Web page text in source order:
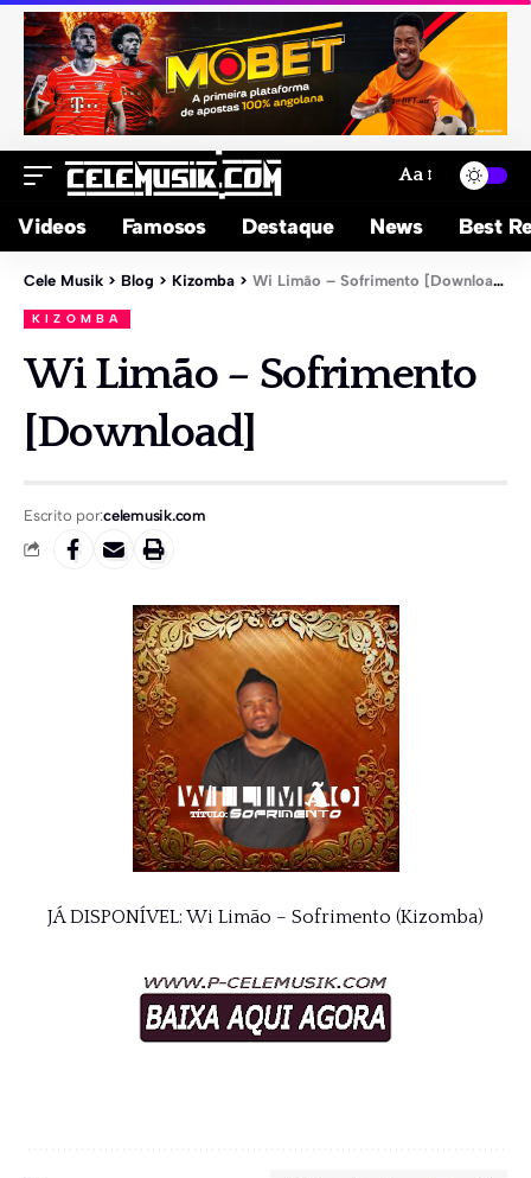
Aa
Videos Famosos Destaque News Best
Cele Musik > Blog > Kizomba > Wi Limão – Sofrimento [Download]
KIZOMBA
Wi Limão – Sofrimento
[Download]
Escrito por:celemusik.com
JÁ DISPONÍVEL: Wi Limão – Sofrimento (Kizomba)